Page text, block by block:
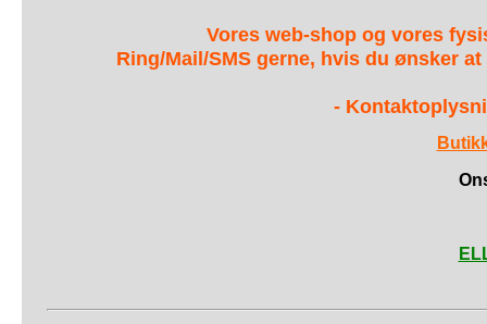
Vores web-shop og vores
Ring/Mail/SMS gerne, hvis du ønsker
-